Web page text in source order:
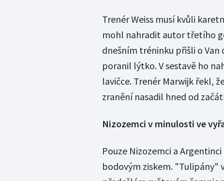
Trenér Weiss musí kvůli
mohl nahradit autor třetího
dnešním tréninku přišli o Van
poranil lýtko. V sestavě ho
lavičce. Trenér Marwijk řekl,
zranění nasadil hned od
Nizozemci v minulosti ve
Pouze Nizozemci a
bodovým ziskem. "Tulipány"